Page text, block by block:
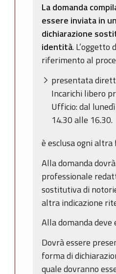
La domanda
essere inviata in
dichiarazione
identità.
riferimento al
presentata
Incarichi libero
Ufficio: dal
14.30 alle 16.30.
è esclusa ogni
Alla domanda
professionale
sostitutiva di
altra indicazione
Alla domanda
Dovrà essere
forma di
quale dovranno